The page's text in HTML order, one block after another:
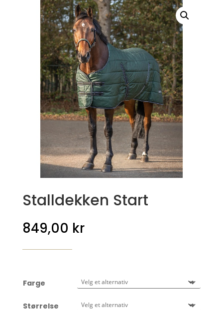
Stalldekken Start
849,00 kr
Farge
Størrelse